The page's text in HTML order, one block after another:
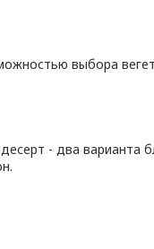
выбора
- два варианта